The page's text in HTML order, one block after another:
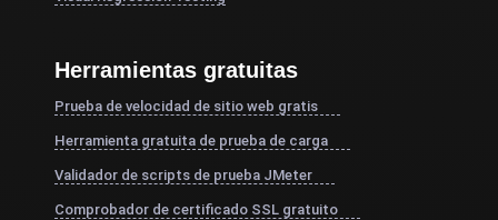
Herramientas gratuitas
Prueba de velocidad de sitio web gratis
Herramienta gratuita de prueba de carga
Validador de scripts de prueba JMeter
Comprobador de certificado SSL gratuito